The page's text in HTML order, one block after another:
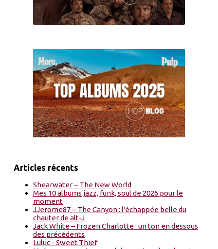
Articles récents
Shearwater – The New World
Mes 10 albums jazz, funk, soul de 2026 pour le
moment
JJerome87 – The Canyon : l'échappée belle du
chauter de alt-J
Jack White – Frozen Charlotte : un ton en dessous
des précédents
Luluc - Sweet Thief